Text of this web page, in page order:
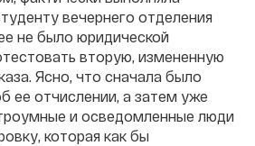
вечернего отделения
не было юридической
вторую, измененную
Ясно, что сначала было
ее отчислении, а затем уже
и осведомленные люди
которая как бы